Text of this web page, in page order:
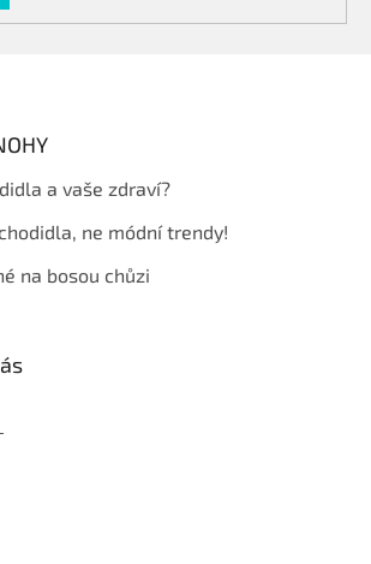
a vaše zdraví?
ne módní trendy!
na bosou chůzi